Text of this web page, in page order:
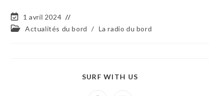
1 avril 2024
Actualités du bord
/ La radio du bord
SURF WITH US